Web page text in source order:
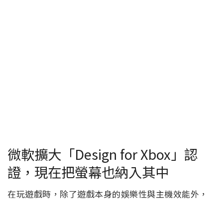
微軟擴大「Design for Xbox」認
證，現在把螢幕也納入其中
在玩遊戲時，除了遊戲本身的娛樂性與主機效能外，